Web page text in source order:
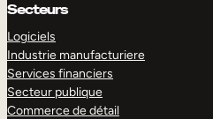
Secteurs
Logiciels
Industrie manufacturiere
Services financiers
Secteur publique
Commerce de détail